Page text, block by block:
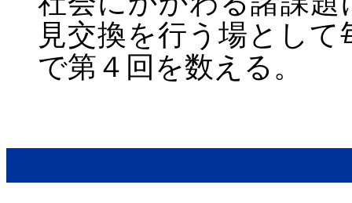
見交換を行う場とし
で第４回を数える。